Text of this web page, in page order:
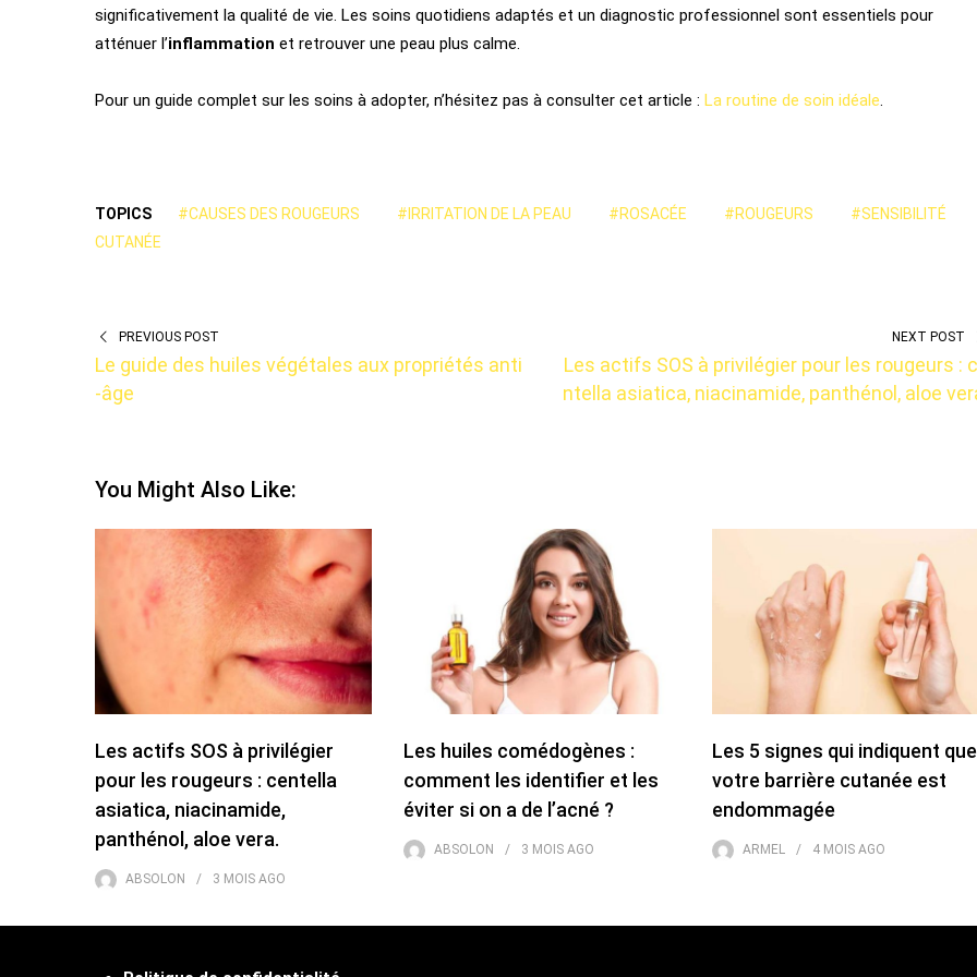
significativement la qualité de vie. Les soins quotidiens adaptés et un diagnostic professionnel sont essentiels pour
atténuer l’inflammation et retrouver une peau plus calme.
Pour un guide complet sur les soins à adopter, n’hésitez pas à consulter cet article : La routine de soin idéale.
TOPICS #CAUSES DES ROUGEURS #IRRITATION DE LA PEAU #ROSACÉE #ROUGEURS
#SENSIBILITÉ
CUTANÉE
PREVIOUS POST
Le guide des huiles végétales aux propriétés anti
-âge
NEXT POST
Les actifs SOS à privilégier pour les rougeurs :
ntella asiatica, niacinamide, panthénol, aloe
You Might Also Like:
Les actifs SOS à privilégier
pour les rougeurs : centella
asiatica, niacinamide,
panthénol, aloe vera.
ABSOLON 3 MOIS AGO
Les huiles comédogènes :
comment les identifier et les
éviter si on a de l’acné ?
ABSOLON 3 MOISAGO
Les 5 signes qui indiquent que
votre barrière cutanée est
endommagée
ARMEL 4 MOISAGO